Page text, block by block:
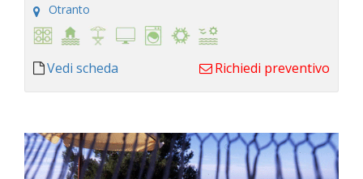
Otranto
Vedi scheda Richiedi preventivo